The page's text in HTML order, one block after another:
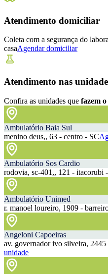
Atendimento domiciliar
Coleta com a segurança do
casaAgendar domiciliar
Atendimento nas
Confira as unidades que fazem
Ambulatório Baia Sul
menino deus,, 63 - centro - SC
Ambulatório Sos Cardio
rodovia, sc-401,, 121 - itacorubi
Ambulatório Unimed
r. manoel loureiro, 1909 -
Angeloni Capoeiras
av. governador ivo silveira, 2445
unidade